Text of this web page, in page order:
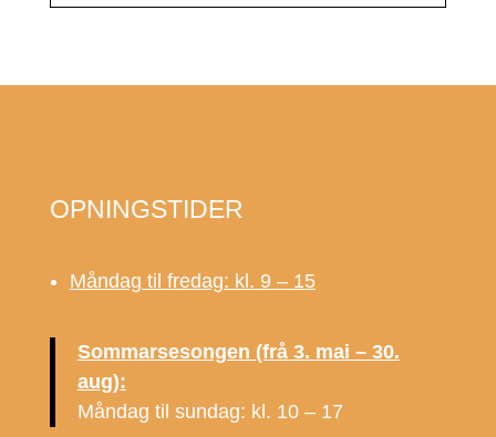
OPNINGSTIDER
Måndag til fredag: kl. 9 – 15
Sommarsesongen (frå 3. mai – 30.
aug):
Måndag til sundag: kl. 10 – 17